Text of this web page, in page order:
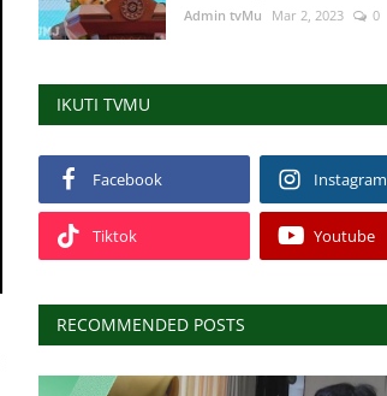
Admin tvMu Mar 2, 2023 0
IKUTI TVMU
Facebook Instagram
Tiktok Youtube
RECOMMENDED POSTS